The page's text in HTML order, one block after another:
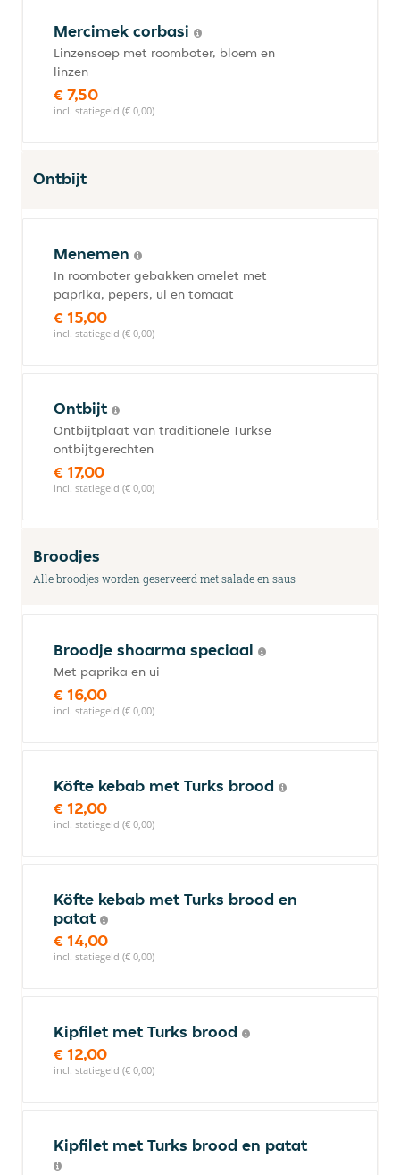
Mercimek corbasi
Linzensoep met roomboter, bloem en
linzen
€ 7,50
incl. statiegeld (€ 0,00)
Ontbijt
Menemen
In roomboter gebakken omelet met
paprika, pepers, ui en tomaat
€ 15,00
incl. statiegeld (€ 0,00)
Ontbijt
Ontbijtplaat van traditionele Turkse
ontbijtgerechten
€ 17,00
incl. statiegeld (€ 0,00)
Broodjes
Alle broodjes worden geserveerd met salade en saus
Broodje shoarma speciaal
Met paprika en ui
€ 16,00
incl. statiegeld (€ 0,00)
Köfte kebab met Turks brood
€ 12,00
incl. statiegeld (€ 0,00)
Köfte kebab met Turks brood en
patat
€ 14,00
incl. statiegeld (€ 0,00)
Kipfilet met Turks brood
€ 12,00
incl. statiegeld (€ 0,00)
Kipfilet met Turks brood en patat